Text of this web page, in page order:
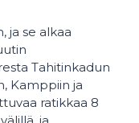
ja se alkaa
Tahitinkadun
Kamppiin ja
ratikkaa 8